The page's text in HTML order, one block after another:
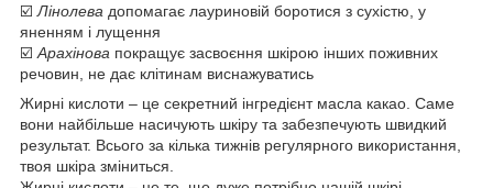
☑️ Лінолева допомагає лауриновій боротися з сухістю, у
яненням і лущення
☑️ Арахінова покращує засвоєння шкірою інших поживних
речовин, не дає клітинам виснажуватись
Жирні кислоти – це секретний інгредієнт масла какао. Саме
вони найбільше насичують шкіру та забезпечують швидкий
результат. Всього за кілька тижнів регулярного використання,
твоя шкіра зміниться.